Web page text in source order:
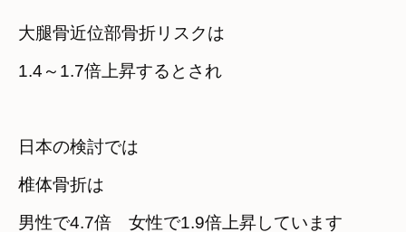
大腿骨近位部骨折リスクは
1.4～1.7倍上昇するとされ
日本の検討では
椎体骨折は
男性で4.7倍　女性で1.9倍上昇しています